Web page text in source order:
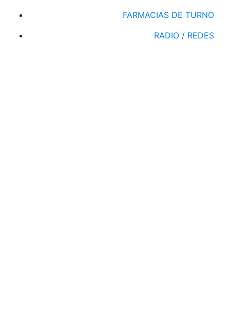
FARMACIAS DE TURNO
RADIO / REDES